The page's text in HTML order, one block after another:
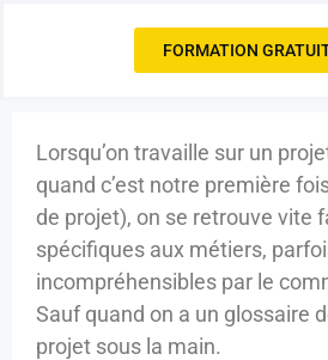
FORMATION
Lorsqu’on travaille sur un
quand c’est notre première
de projet), on se retrouve vite
spécifiques aux métiers,
incompréhensibles par le
Sauf quand on a un glossaire
projet sous la main.